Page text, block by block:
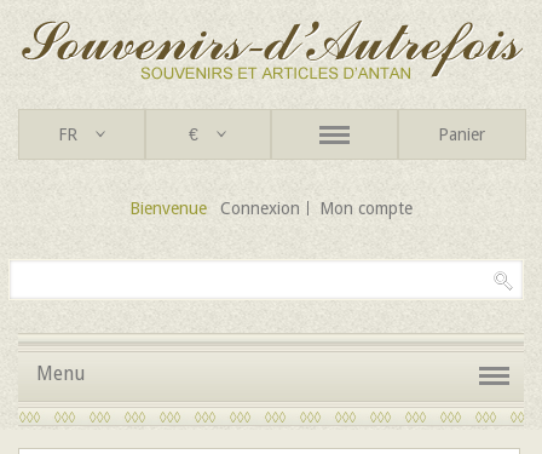
FR € Panier
Bienvenue Connexion Mon compte
Menu